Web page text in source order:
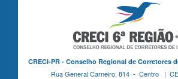
CRECI-PR - Conselho Regional de Corretores
Rua General Carneiro, 814 - Centro |